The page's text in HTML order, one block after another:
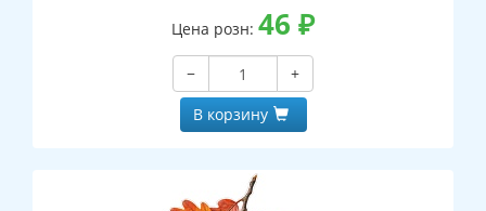
Цена розн: 46 ₽
−
+
В корзину